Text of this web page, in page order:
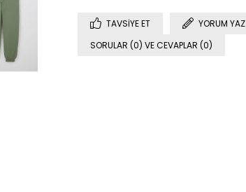
TAVSIYE ET
YORUM YAZ
SORULAR (0) VE CEVAPLAR (0)